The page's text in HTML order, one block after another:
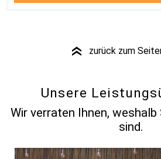
» zurück zum
Unsere
Wir verraten Ihnen, weshalb
sind.